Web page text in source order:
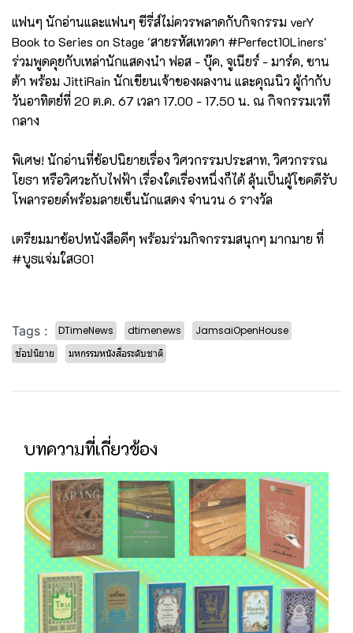
แฟนๆ นักอ่านและแฟนๆ ซีรี่ส์ไม่ควรพลาดกับกิจกรรม verY
Book to Series on Stage 'สายรหัสเทวดา #Perfect10Liners'
ร่วมพูดคุยกับเหล่านักแสดงนำ ฟอส - บุ๊ค, จูเนียร์ - มาร์ค, ซาน
ต้า พร้อม JittiRain นักเขียนเจ้าของผลงาน และคุณนิว ผู้กำกับ
วันอาทิตย์ที่ 20 ต.ค. 67 เวลา 17.00 - 17.50 น. ณ กิจกรรมเวที
กลาง
พิเศษ! นักอ่านที่ช้อปนิยายเรื่อง วิศวกรรมประสาท, วิศวกรรณ
โยธา หรือวิศวะกับไฟฟ้า เรื่องใดเรื่องหนึ่งก็ได้ ลุ้นเป็นผู้โชคดีรับ
โพลารอยด์พร้อมลายเซ็นนักแสดง จำนวน 6 รางวัล
เตรียมมาช้อปหนังสือดีๆ พร้อมร่วมกิจกรรมสนุกๆ มากมาย ที่
#บูธแจ่มใสG01
Tags : DTimeNews dtimenews
JamsaiOpenHouse
ช้อปนิยาย
มหกรรมหนังสือระดับชาติ
บทความที่เกี่ยวข้อง